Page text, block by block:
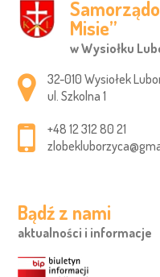
Misie”
w Wysiołku
Adres pocztowy:
32-010 Wysiołek
ul. Szkolna 1
+48 12 312 80 21
Bądź z nami
aktualności i informacje